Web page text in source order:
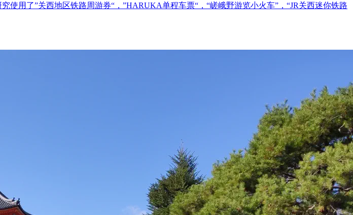
使用了”关西地区铁路周游券“，”HARUKA单程车票“，“嵯峨野游览小火车”，“JR关西迷你铁路